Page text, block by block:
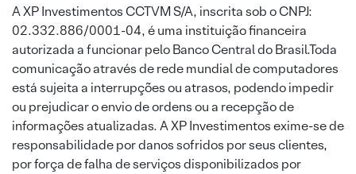
A XP Investimentos CCTVM S/A, inscrita sob o CNPJ:
02.332.886/0001-04, é uma instituição financeira
autorizada a funcionar pelo Banco Central do Brasil.Toda
comunicação através de rede mundial de computadores
está sujeita a interrupções ou atrasos, podendo impedir
ou prejudicar o envio de ordens ou a recepção de
informações atualizadas. A XP Investimentos exime-se de
responsabilidade por danos sofridos por seus clientes,
por força de falha de serviços disponibilizados por